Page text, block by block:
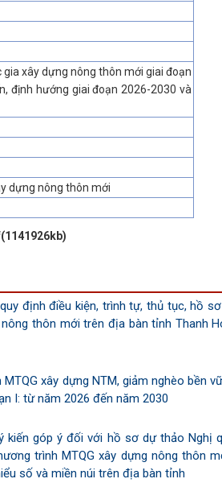
xây dựng nông thôn mới giai đoạn
định hướng giai đoạn 2026-2030 và
dựng nông thôn mới
định điều kiện, trình tự, thủ tục, hồ
thôn mới trên địa bàn tỉnh Thanh
xây dựng NTM, giảm nghèo bền
I: từ năm 2026 đến năm 2030
kiến góp ý đối với hồ sơ dự thảo Nghị
trình MTQG xây dựng nông thôn
số và miền núi trên địa bàn tỉnh